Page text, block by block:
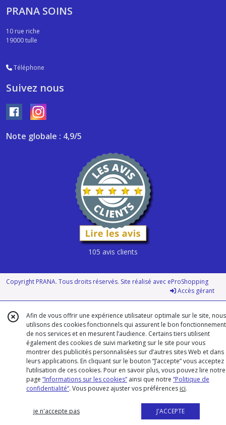
PRANA SOINS
10 rue riche
19000tulle
Téléphone
Suivez nous
Note globale : 4,9/5
105 avis clients
Copyright PRANA. Tous droits réservés. Site réalisé avec eProShopping
Accès gérant
Afin de vous offrir une expérience utilisateur optimale sur le site, nous
utilisons des cookies fonctionnels qui assurent le bon fonctionnement
de nos services et en mesurent l’audience. Certains tiers utilisent
également des cookies de suivi marketing sur le site pour vous
montrer des publicités personnalisées sur d’autres sites Web et dans
leurs applications. En cliquant sur le bouton “J’accepte” vous acceptez
l’utilisation de ces cookies. Pour en savoir plus, vous pouvez lire notre
page “Informations sur les cookies” ainsi que notre “Politique de
confidentialité“. Vous pouvez ajuster vos préférences ici.
je n'accepte pas J'ACCEPTE